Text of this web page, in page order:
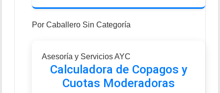
Por Caballero Sin Categoría
Asesoría y Servicios AYC
Calculadora de Copagos y
Cuotas Moderadoras